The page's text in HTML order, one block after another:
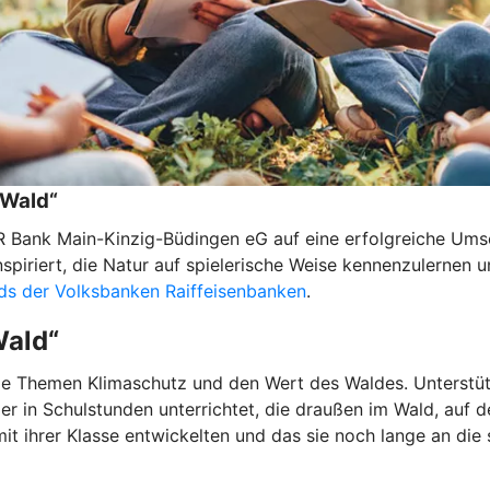
Main-Kinzig-Büdingen eG auf eine erfolgreiche
die Natur auf spielerische Weise
der Volksbanken Raiffeisenbanken.
Themen Klimaschutz und den Wert des Waldes.
in Schulstunden unterrichtet, die draußen im Wald, auf
ihrer Klasse entwickelten und das sie noch lange an